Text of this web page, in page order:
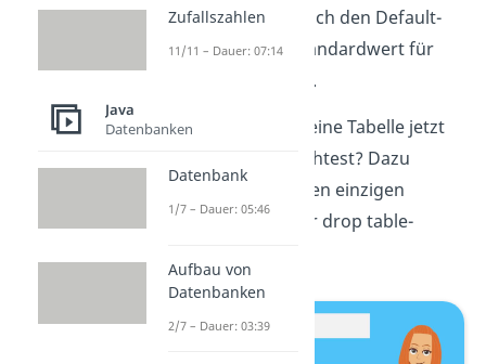
Zusätzlich gibt es noch den Default-
Befehl, der einen Standardwert für
das Attribut festlegt.
Aber was, wenn du eine Tabelle jetzt
wieder löschen möchtest? Dazu
brauchst du nur einen einzigen
Befehl. Dieser ist der drop table-
Zufallszahlen
11/11 – Dauer: 07:14
Java
Datenbanken
Datenbank
1/7 – Dauer: 05:46
Aufbau von
Datenbanken
2/7 – Dauer: 03:39